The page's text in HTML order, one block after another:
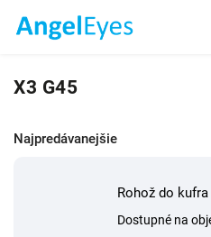
X3 G45
Najpredávanejšie
Rohož do
Dostupné na